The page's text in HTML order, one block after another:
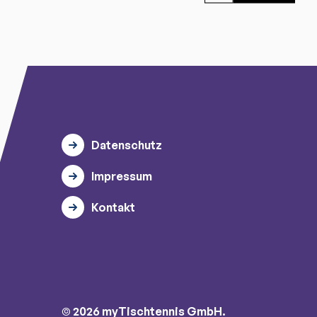
Datenschutz
Impressum
Kontakt
© 2026 myTischtennis GmbH.